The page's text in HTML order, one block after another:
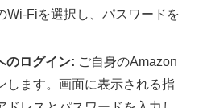
Wi-Fiを選択し、パスワードを
のログイン: ご自身のAmazon
します。画面に表示される指